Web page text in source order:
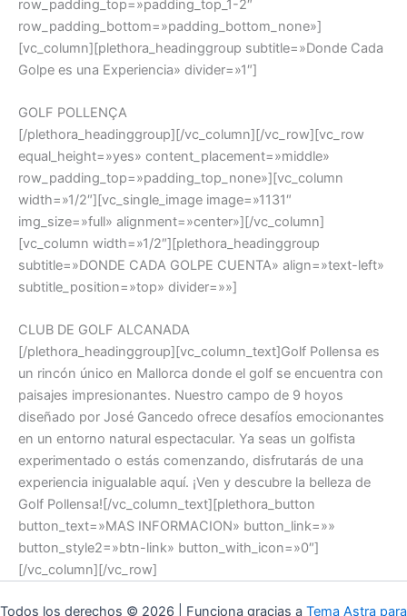
row_padding_top=»padding_top_1-2″
row_padding_bottom=»padding_bottom_none»]
[vc_column][plethora_headinggroup subtitle=»Donde Cada
Golpe es una Experiencia» divider=»1″]
GOLF POLLENÇA
[/plethora_headinggroup][/vc_column][/vc_row][vc_row
equal_height=»yes» content_placement=»middle»
row_padding_top=»padding_top_none»][vc_column
width=»1/2″][vc_single_image image=»1131″
img_size=»full» alignment=»center»][/vc_column]
[vc_column width=»1/2″][plethora_headinggroup
subtitle=»DONDE CADA GOLPE CUENTA» align=»text-left»
subtitle_position=»top» divider=»»]
CLUB DE GOLF ALCANADA
[/plethora_headinggroup][vc_column_text]Golf Pollensa es
un rincón único en Mallorca donde el golf se encuentra con
paisajes impresionantes. Nuestro campo de 9 hoyos
diseñado por José Gancedo ofrece desafíos emocionantes
en un entorno natural espectacular. Ya seas un golfista
experimentado o estás comenzando, disfrutarás de una
experiencia inigualable aquí. ¡Ven y descubre la belleza de
Golf Pollensa![/vc_column_text][plethora_button
button_text=»MAS INFORMACION» button_link=»»
button_style2=»btn-link» button_with_icon=»0″]
[/vc_column][/vc_row]
Todos los derechos © 2026 | Funciona gracias a Tema Astra para